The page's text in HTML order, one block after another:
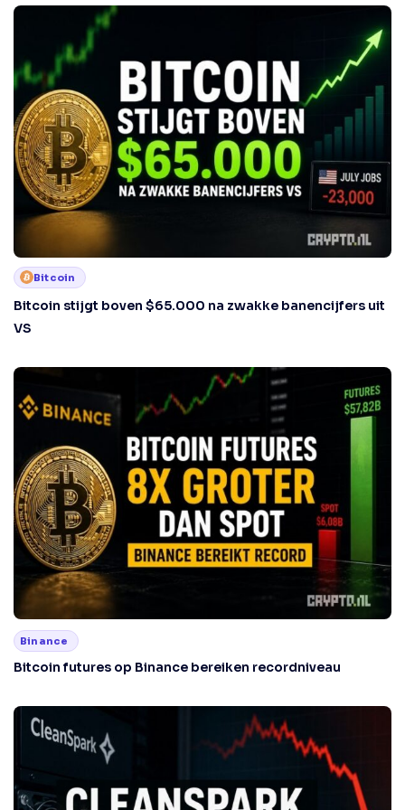
Bitcoin
Bitcoin stijgt boven $65.000 na zwakke banencijfers uit
VS
Binance
Bitcoin futures op Binance bereiken recordniveau